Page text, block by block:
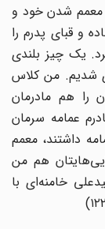
شدن خود و
و قبای پدرم را
یک چیز بلندی
شدیم. من کلاس
هم مادرمان
عمامه سرمان
داشتند، معمم
هم من
خامنه‌ای با